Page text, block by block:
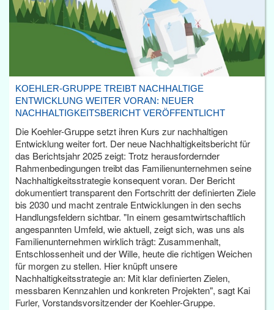
KOEHLER-GRUPPE TREIBT NACHHALTIGE
ENTWICKLUNG WEITER VORAN: NEUER
NACHHALTIGKEITSBERICHT VERÖFFENTLICHT
Die Koehler-Gruppe setzt ihren Kurs zur nachhaltigen
Entwicklung weiter fort. Der neue Nachhaltigkeitsbericht für
das Berichtsjahr 2025 zeigt: Trotz herausfordernder
Rahmenbedingungen treibt das Familienunternehmen seine
Nachhaltigkeitsstrategie konsequent voran. Der Bericht
dokumentiert transparent den Fortschritt der definierten Ziele
bis 2030 und macht zentrale Entwicklungen in den sechs
Handlungsfeldern sichtbar. "In einem gesamtwirtschaftlich
angespannten Umfeld, wie aktuell, zeigt sich, was uns als
Familienunternehmen wirklich trägt: Zusammenhalt,
Entschlossenheit und der Wille, heute die richtigen Weichen
für morgen zu stellen. Hier knüpft unsere
Nachhaltigkeitsstrategie an: Mit klar definierten Zielen,
messbaren Kennzahlen und konkreten Projekten", sagt Kai
Furler, Vorstandsvorsitzender der Koehler-Gruppe.